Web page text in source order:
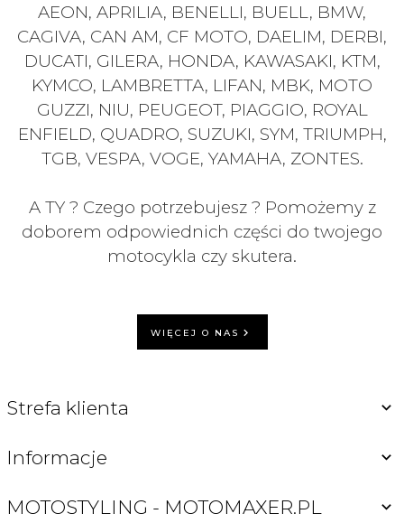
AEON, APRILIA, BENELLI, BUELL, BMW,
CAGIVA, CAN AM, CF MOTO, DAELIM, DERBI,
DUCATI, GILERA, HONDA, KAWASAKI, KTM,
KYMCO, LAMBRETTA, LIFAN, MBK, MOTO
GUZZI, NIU, PEUGEOT, PIAGGIO, ROYAL
ENFIELD, QUADRO, SUZUKI, SYM, TRIUMPH,
TGB, VESPA, VOGE, YAMAHA, ZONTES.
A TY ? Czego potrzebujesz ? Pomożemy z
doborem odpowiednich części do twojego
motocykla czy skutera.
WIĘCEJ O NAS
Strefa klienta
Informacje
MOTOSTYLING - MOTOMAXER.PL